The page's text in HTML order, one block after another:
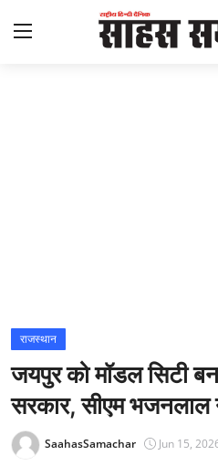
राज्य
अंतराष्ट्रीय
राजस्थान
जयपुर को मॉडल सिटी
सरकार, सीएम भजनलाल
SaahasSamachar Jun 15,